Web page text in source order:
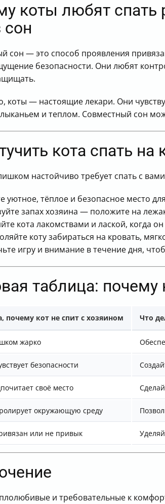
коты любят
сон
сон — это способ проявления
безопасности. Они любят
коты — настоящие лекари. Они
и теплом. Совместный сон
кота спать
настойчиво требует спать с
уютное, тёплое и безопасное место
запах хозяина — положите на
кота лакомствами и лаской, когда
коту забираться на кровать,
игру и внимание в течение дня,
таблица: почему
почему кот не спит с хозяином Что
жарко
безопасности
своё место
окружающую среду
или не привык
и требовательные к